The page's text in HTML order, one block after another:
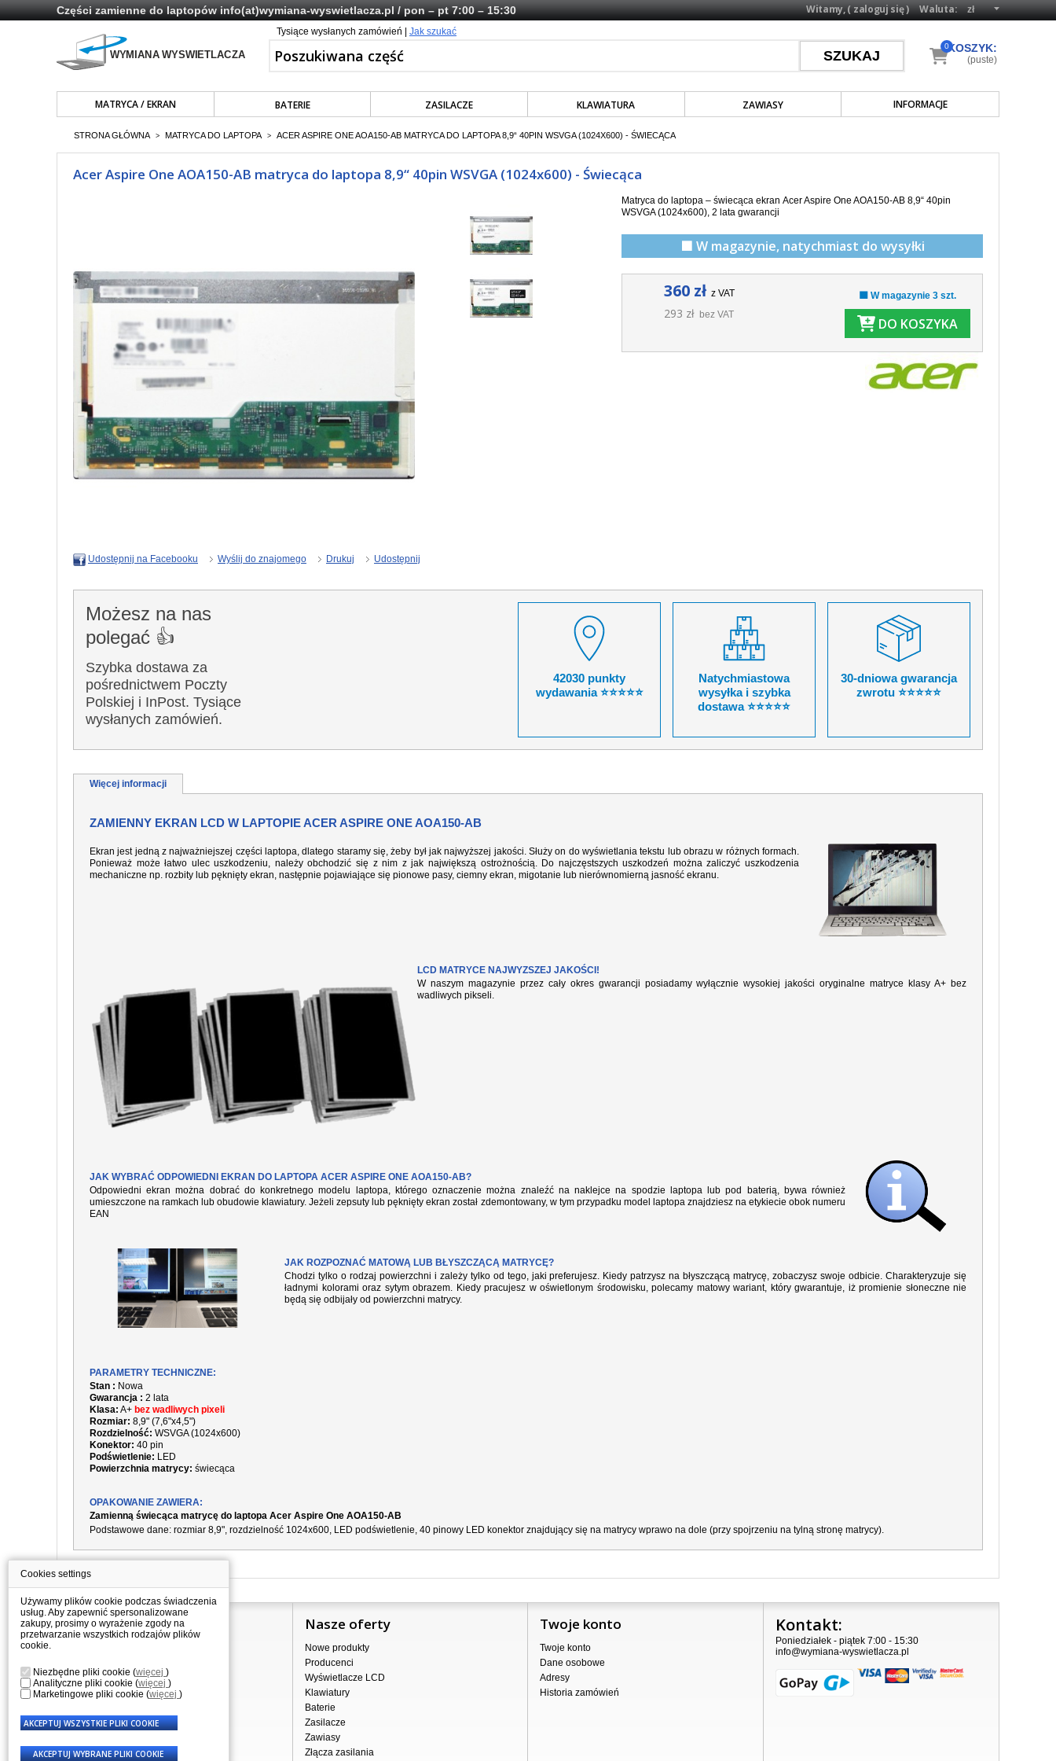
Części zamienne do laptopówinfo(at)wymiana-wyswietlacza.pl/ pon – pt 7:00 – 15:30 Waluta:
Witamy, (zaloguj się)
Tysiące wysłanych zamówień | Jak szukać
MATRYCA / EKRAN BATERIE ZASILACZE KLAWIATURA ZAWIASY INFORMACJE
KOSZYK:
0
(puste)
STRONA GŁÓWNA > MATRYCA DO LAPTOPA > ACER ASPIRE ONE AOA150-AB MATRYCA DO LAPTOPA 8,9“ 40PIN WSVGA (1024X600) - ŚWIECĄCA
Acer Aspire One AOA150-AB matryca do laptopa 8,9“ 40pin WSVGA (1024x600) - Świecąca
Matryca do laptopa – świecąca ekran Acer Aspire One AOA150-AB 8,9“ 40pin
WSVGA (1024x600), 2 lata gwarancji
🟩 W magazynie, natychmiast do wysyłki
360 zł z VAT
293 zł bez VAT
🟩 W magazynie 3 szt.
DO KOSZYKA
Udostępnij na Facebooku Wyślij do znajomego Drukuj Udostępnij
Możesz na nas
polegać 👍
Szybka dostawa za
pośrednictwem Poczty
Polskiej i InPost. Tysiące
wysłanych zamówień.
42030 punkty
wydawania ⭐⭐⭐⭐⭐
Natychmiastowa
wysyłka i szybka
dostawa ⭐⭐⭐⭐⭐
30-dniowa gwarancja
zwrotu ⭐⭐⭐⭐⭐
Więcej informacji
ZAMIENNY EKRAN LCD W LAPTOPIE ACER ASPIRE ONE AOA150-AB
Ekran jest jedną z najważniejszej części laptopa, dlatego staramy się, żeby był jak najwyższej jakości. Służy on do wyświetlania tekstu lub obrazu w różnych formach.
Ponieważ może łatwo ulec uszkodzeniu, należy obchodzić się z nim z jak największą ostrożnością. Do najczęstszych uszkodzeń można zaliczyć uszkodzenia
mechaniczne np. rozbity lub pęknięty ekran, następnie pojawiające się pionowe pasy, ciemny ekran, migotanie lub nierównomierną jasność ekranu.
LCD MATRYCE NAJWYZSZEJ JAKOŚCI!
W naszym magazynie przez cały okres gwarancji posiadamy wyłącznie wysokiej jakości oryginalne matryce klasy A+ bez
wadliwych pikseli.
JAK WYBRAĆ ODPOWIEDNI EKRAN DO LAPTOPA ACER ASPIRE ONE AOA150-AB?
Odpowiedni ekran można dobrać do konkretnego modelu laptopa, którego oznaczenie można znaleźć na naklejce na spodzie laptopa lub pod baterią, bywa również
umieszczone na ramkach lub obudowie klawiatury. Jeżeli zepsuty lub pęknięty ekran został zdemontowany, w tym przypadku model laptopa znajdziesz na etykiecie obok numeru
EAN
JAK ROZPOZNAĆ MATOWĄ LUB BŁYSZCZĄCĄ MATRYCĘ?
Chodzi tylko o rodzaj powierzchni i zależy tylko od tego, jaki preferujesz. Kiedy patrzysz na błyszczącą matrycę, zobaczysz swoje odbicie. Charakteryzuje się
ładnymi kolorami oraz sytym obrazem. Kiedy pracujesz w oświetlonym środowisku, polecamy matowy wariant, który gwarantuje, iż promienie słoneczne nie
będą się odbijały od powierzchni matrycy.
PARAMETRY TECHNICZNE:
Stan : Nowa
Gwarancja : 2 lata
Klasa: A+ bez wadliwych pixeli
Rozmiar: 8,9" (7,6"x4,5")
Rozdzielność: WSVGA (1024x600)
Konektor: 40 pin
Podświetlenie: LED
Powierzchnia matrycy: świecąca
OPAKOWANIE ZAWIERA:
Zamienną świecąca matrycę do laptopa Acer Aspire One AOA150-AB
Podstawowe dane: rozmiar 8,9", rozdzielność 1024x600, LED podświetlenie, 40 pinowy LED konektor znajdujący się na matrycy wprawo na dole (przy spojrzeniu na tylną stronę matrycy).
Informacje
Sprzedaż hurtowa
Nota prawna
Przetwarzanie danych osobowych
Nasze oferty
Nowe produkty
Producenci
Wyświetlacze LCD
Klawiatury
Baterie
Zasilacze
Zawiasy
Złącza zasilania
Twoje konto
Twoje konto
Dane osobowe
Adresy
Historia zamówień
Kontakt:
Poniedziałek - piątek 7:00 - 15:30
info@wymiana-wyswietlacza.pl
Cookies settings
Używamy plików cookie podczas świadczenia
usług. Aby zapewnić spersonalizowane
zakupy, prosimy o wyrażenie zgody na
przetwarzanie wszystkich rodzajów plików
cookie.
Niezbędne pliki cookie (więcej )
Analityczne pliki cookie (więcej )
Marketingowe pliki cookie (więcej )